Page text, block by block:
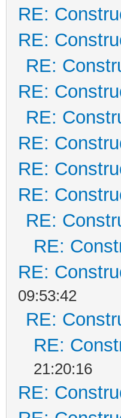
RE:
RE:
RE:
RE:
RE:
RE:
RE:
RE:
RE:
RE:
RE:
09:53:42
RE:
RE:
21:20:16
RE: